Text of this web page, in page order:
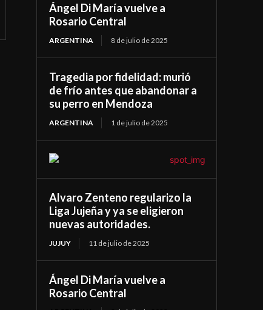
Ángel Di María vuelve a
Rosario Central
ARGENTINA 8 de julio de 2025
Tragedia por fidelidad: murió
de frío antes que abandonar a
su perro en Mendoza
ARGENTINA 1 de julio de 2025
Alvaro Zenteno regularizo la
Liga Jujeña y ya se eligieron
nuevas autoridades.
JUJUY 11 de julio de 2025
Ángel Di María vuelve a
Rosario Central